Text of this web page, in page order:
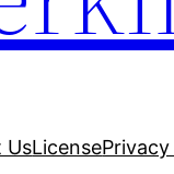
UsLicense